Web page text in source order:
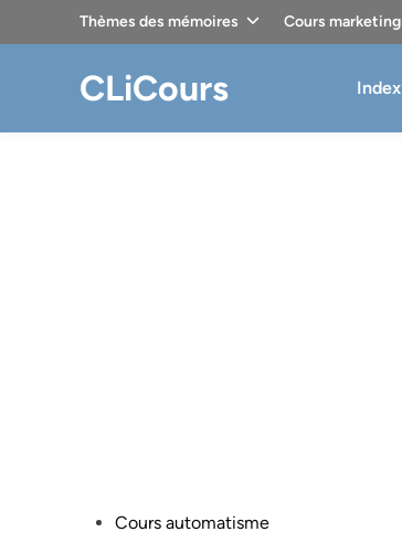
Thèmes des mémoires Cours marketing
CLiCours Index
PostedCours automatisme